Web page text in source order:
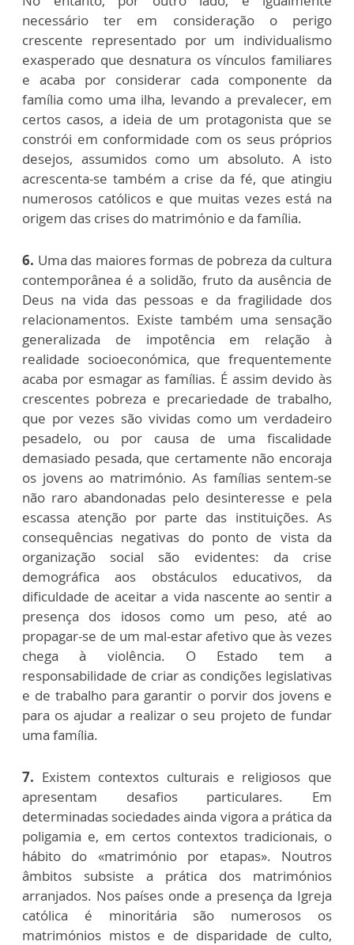
necessário ter em consideração o perigo
crescente representado por um individualismo
exasperado que desnatura os vínculos familiares
e acaba por considerar cada componente da
família como uma ilha, levando a prevalecer, em
certos casos, a ideia de um protagonista que se
constrói em conformidade com os seus próprios
desejos, assumidos como um absoluto. A isto
acrescenta-se também a crise da fé, que atingiu
numerosos católicos e que muitas vezes está na
origem das crises do matrimónio e da família.
6. Uma das maiores formas de pobreza da cultura
contemporânea é a solidão, fruto da ausência de
Deus na vida das pessoas e da fragilidade dos
relacionamentos. Existe também uma sensação
generalizada de impotência em relação à
realidade socioeconómica, que frequentemente
acaba por esmagar as famílias. É assim devido às
crescentes pobreza e precariedade de trabalho,
que por vezes são vividas como um verdadeiro
pesadelo, ou por causa de uma fiscalidade
demasiado pesada, que certamente não encoraja
os jovens ao matrimónio. As famílias sentem-se
não raro abandonadas pelo desinteresse e pela
escassa atenção por parte das instituições. As
consequências negativas do ponto de vista da
organização social são evidentes: da crise
demográfica aos obstáculos educativos, da
dificuldade de aceitar a vida nascente ao sentir a
presença dos idosos como um peso, até ao
propagar-se de um mal-estar afetivo que às vezes
chega à violência. O Estado tem a
responsabilidade de criar as condições legislativas
e de trabalho para garantir o porvir dos jovens e
para os ajudar a realizar o seu projeto de fundar
uma família.
7. Existem contextos culturais e religiosos que
apresentam desafios particulares. Em
determinadas sociedades ainda vigora a prática da
poligamia e, em certos contextos tradicionais, o
hábito do «matrimónio por etapas». Noutros
âmbitos subsiste a prática dos matrimónios
arranjados. Nos países onde a presença da Igreja
católica é minoritária são numerosos os
matrimónios mistos e de disparidade de culto,